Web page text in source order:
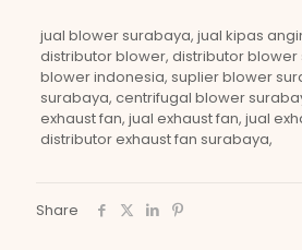
jual blower surabaya, jual kipas
distributor blower, distributor
blower indonesia, suplier blower
surabaya, centrifugal blower
exhaust fan, jual exhaust fan, jual
distributor exhaust fan surabaya,
Share